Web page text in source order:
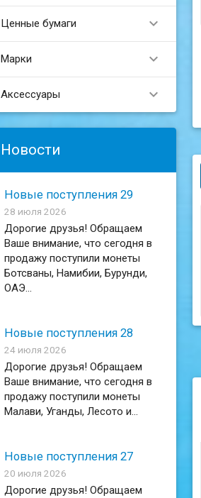
Ценные бумаги 
Марки 
Аксессуары 
Новости
Новые поступления 29
28 июля 2026
Дорогие друзья! Обращаем
Ваше внимание, что сегодня в
продажу поступили монеты
Ботсваны, Намибии, Бурунди,
ОАЭ...
Новые поступления 28
24 июля 2026
Дорогие друзья! Обращаем
Ваше внимание, что сегодня в
продажу поступили монеты
Малави, Уганды, Лесото и...
Новые поступления 27
20 июля 2026
Дорогие друзья! Обращаем